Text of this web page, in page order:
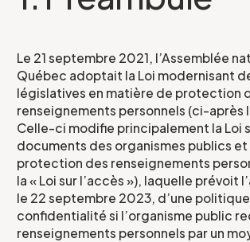
Le 21 septembre 2021, l’Assemblée
Québec adoptait la Loi modernisant
législatives en matière de protection
renseignements personnels (ci-après
Celle-ci modifie principalement la Loi
documents des organismes publics et
protection des renseignements
la « Loi sur l’accès »), laquelle prévoit
le 22 septembre 2023, d’une
confidentialité si l’organisme public
renseignements personnels par un